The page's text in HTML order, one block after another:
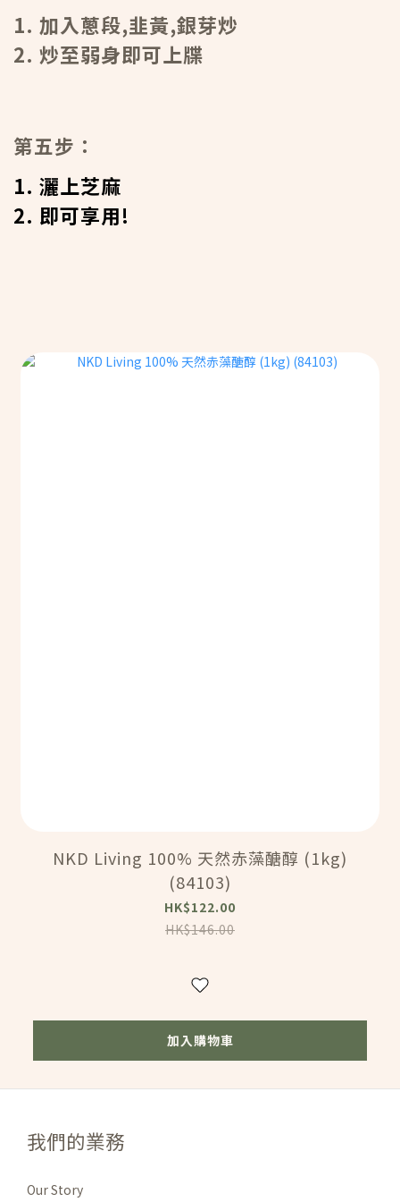
1. 加入蔥段,韭黃,銀芽炒
2. 炒至弱身即可上牒
第五步：
1. 灑上芝麻
2. 即可享用!
NKD Living 100% 天然赤藻醣醇 (1kg)
(84103)
HK$122.00
HK$146.00
加入購物車
我們的業務
Our Story